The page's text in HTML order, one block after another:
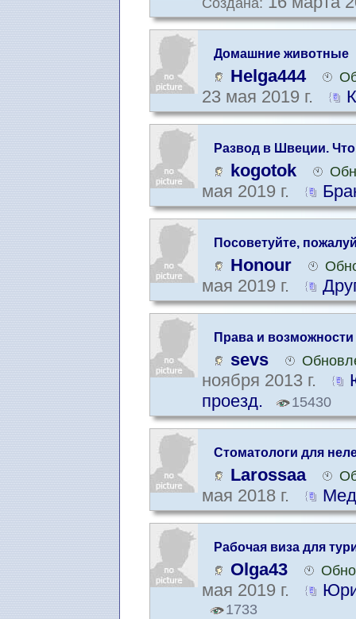
Создана:
Домашние животные
Helga444
23 мая 2019 г.
Развод в Швеции.
kogotok
мая 2019 г.
Посоветуйте,
Honour
мая 2019 г.
Права и
sevs
ноября 2013 г.
проезд.
15430
Стоматологи для
Larossaa
мая 2018 г.
Рабочая виза для
Olga43
мая 2019 г.
1733